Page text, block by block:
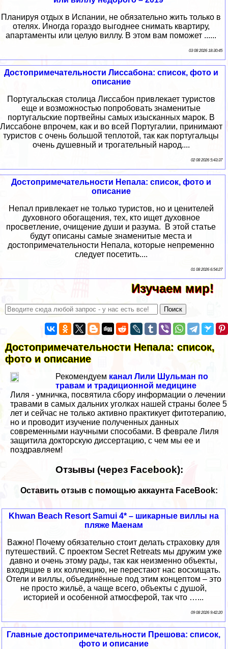
Планируя отдых в Испании, не обязательно жить только в
отелях. Иногда гораздо выгоднее снимать квартиру,
апартаменты или целую виллу. В этом вам поможет ......
03 08 2026 18:30:45
Достопримечательности Лиссабона: список, фото и
описание
Португальская столица Лиссабон привлекает туристов
еще и возможностью попробовать знаменитые
португальские портвейны самых изысканных марок. В
Лиссабоне впрочем, как и во всей Португалии, принимают
туристов с очень большой теплотой, так как португальцы
очень душевный и трогательный народ....
02 08 2026 5:43:37
Достопримечательности Непала: список, фото и
описание
Непал привлекает не только туристов, но и ценителей
духовного обогащения, тех, кто ищет духовное
просветление, очищение души и разума. В этой статье
будут описаны самые знаменитые места и
достопримечательности Непала, которые непременно
следует посетить....
01 08 2026 6:54:27
Изучаем мир!
Достопримечательности Непала: список,
фото и описание
Рекомендуем канал Лили Шульман по
травам и традиционной медицине
Лиля - умничка, посвятила сбору информации о лечении
травами в самых дальних уголках нашей страны более 5
лет и сейчас не только активно практикует фитотерапию,
но и проводит изучение полученных данных
современными научными способами. В феврале Лиля
защитила докторскую диссертацию, с чем мы ее и
поздравляем!
Отзывы (через Facebook):
Оставить отзыв с помощью аккаунта FaceBook:
Khwan Beach Resort Samui 4* – шикарные виллы на
пляже Маенам
Важно! Почему обязательно стоит делать страховку для
путешествий. С проектом Secret Retreats мы дружим уже
давно и очень этому рады, так как неизменно объекты,
входящие в их коллекцию, не перестают нас восхищать.
Отели и виллы, объединённые под этим концептом – это
не просто жильё, а чаще всего, объекты с душой,
историей и особенной атмосферой, так что …...
09 08 2026 9:42:20
Главные достопримечательности Прешова: список,
фото и описание